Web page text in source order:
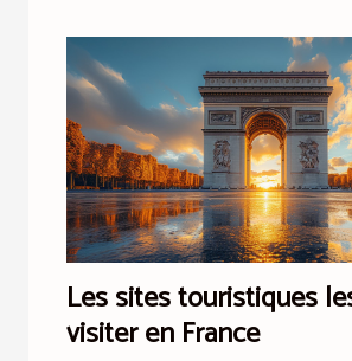
Les sites touristiques
visiter en France